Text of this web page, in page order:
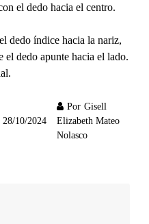
el dedo hacia el centro.
dedo índice hacia la nariz,
el dedo apunte hacia el lado.
28/10/2024
Por Gisell
Elizabeth Mateo
Nolasco